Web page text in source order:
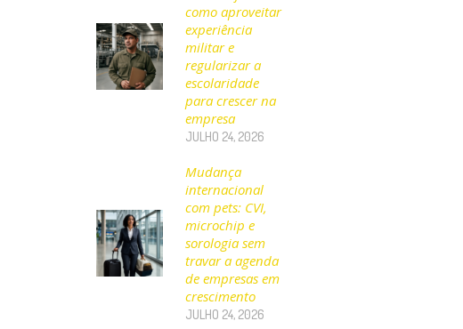
como aproveitar
experiência
militar e
regularizar a
escolaridade
para crescer na
empresa
JULHO 24, 2026
Mudança
internacional
com pets: CVI,
microchip e
sorologia sem
travar a agenda
de empresas em
crescimento
JULHO 24, 2026